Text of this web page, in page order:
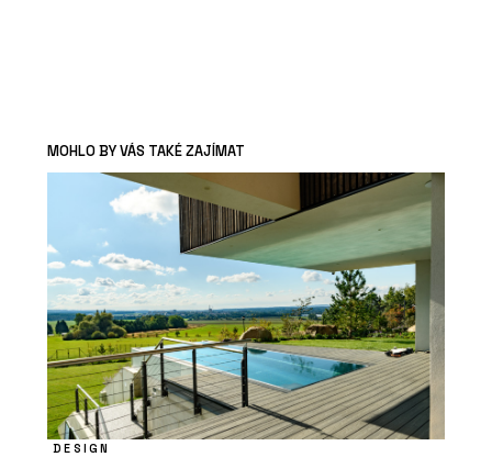
MOHLO BY VÁS TAKÉ ZAJÍMAT
DESIGN